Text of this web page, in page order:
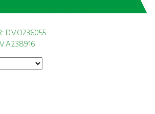
DV.O236055